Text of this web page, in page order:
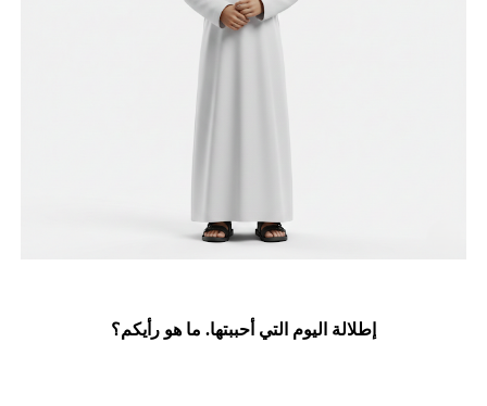
إطلالة اليوم التي أحببتها. ما هو رأيكم؟